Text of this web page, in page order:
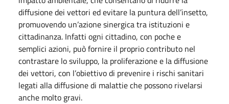
diffusione dei vettori ed evitare la puntura dell’insetto,
promuovendo un’azione sinergica tra istituzioni e
cittadinanza. Infatti ogni cittadino, con poche e
semplici azioni, può fornire il proprio contributo nel
contrastare lo sviluppo, la proliferazione e la diffusione
dei vettori, con l’obiettivo di prevenire i rischi sanitari
legati alla diffusione di malattie che possono rivelarsi
anche molto gravi.